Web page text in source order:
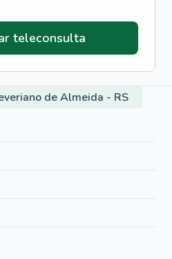
teleconsulta
de Almeida - RS